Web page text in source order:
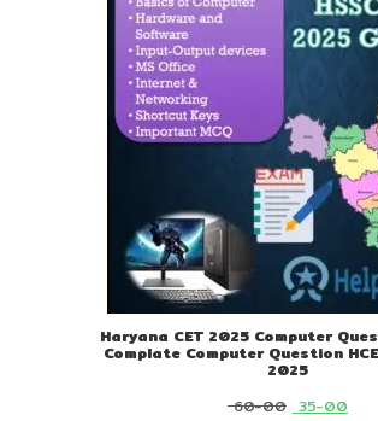
Haryana CET 2025 Computer
Complate Computer Question
2025
60-00 Original
35-00